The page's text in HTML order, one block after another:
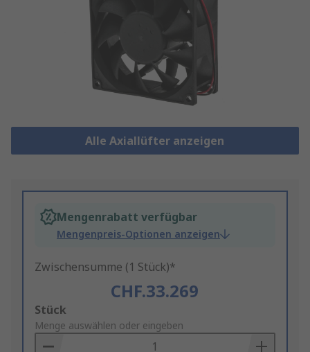
Alle Axiallüfter anzeigen
Mengenrabatt verfügbar
Mengenpreis-Optionen anzeigen
Zwischensumme (1 Stück)*
CHF.33.269
Add
to
Basket
Stück
Menge auswählen oder eingeben